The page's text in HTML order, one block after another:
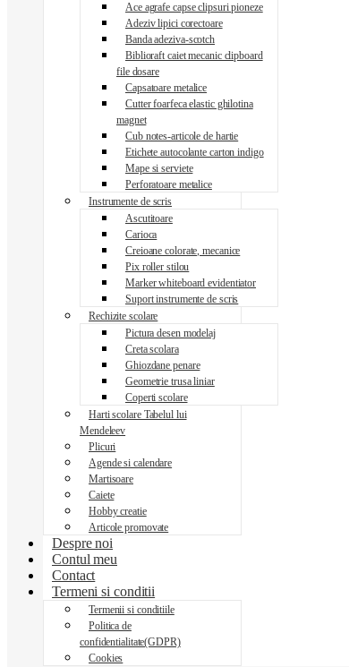
Ace agrafe capse clipsuri pioneze
Adeziv lipici corectoare
Banda adeziva-scotch
Biblioraft caiet mecanic clipboard
file dosare
Capsatoare metalice
Cutter foarfeca elastic ghilotina
magnet
Cub notes-articole de hartie
Etichete autocolante carton indigo
Mape si serviete
Perforatoare metalice
Instrumente de scris
Ascutitoare
Carioca
Creioane colorate, mecanice
Pix roller stilou
Marker whiteboard evidentiator
Suport instrumente de scris
Rechizite scolare
Pictura desen modelaj
Creta scolara
Ghiozdane penare
Geometrie trusa liniar
Coperti scolare
Harti scolare Tabelul lui
Mendeleev
Plicuri
Agende si calendare
Martisoare
Caiete
Hobby creatie
Articole promovate
Despre noi
Contul meu
Contact
Termeni si conditii
Termenii si conditiile
Politica de
confidentialitate(GDPR)
Cookies